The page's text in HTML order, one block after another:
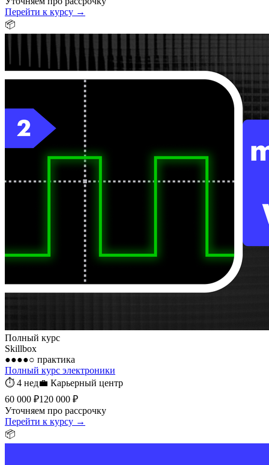
Перейти к курсу →
📦
Полный курс
Skillbox
●●●●○ практика
Полный курс электроники
⏱ 4 нед💼 Карьерный центр
60 000 ₽120 000 ₽
Уточняем про рассрочку
Перейти к курсу →
📦